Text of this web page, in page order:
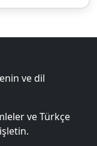
ve dil
ve Türkçe